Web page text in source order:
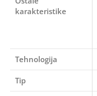
karakteristike
Tehnologija
Tip